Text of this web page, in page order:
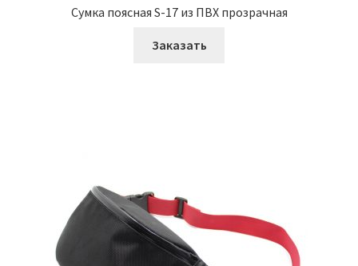
Сумка поясная S-17 из ПВХ прозрачная
Заказать